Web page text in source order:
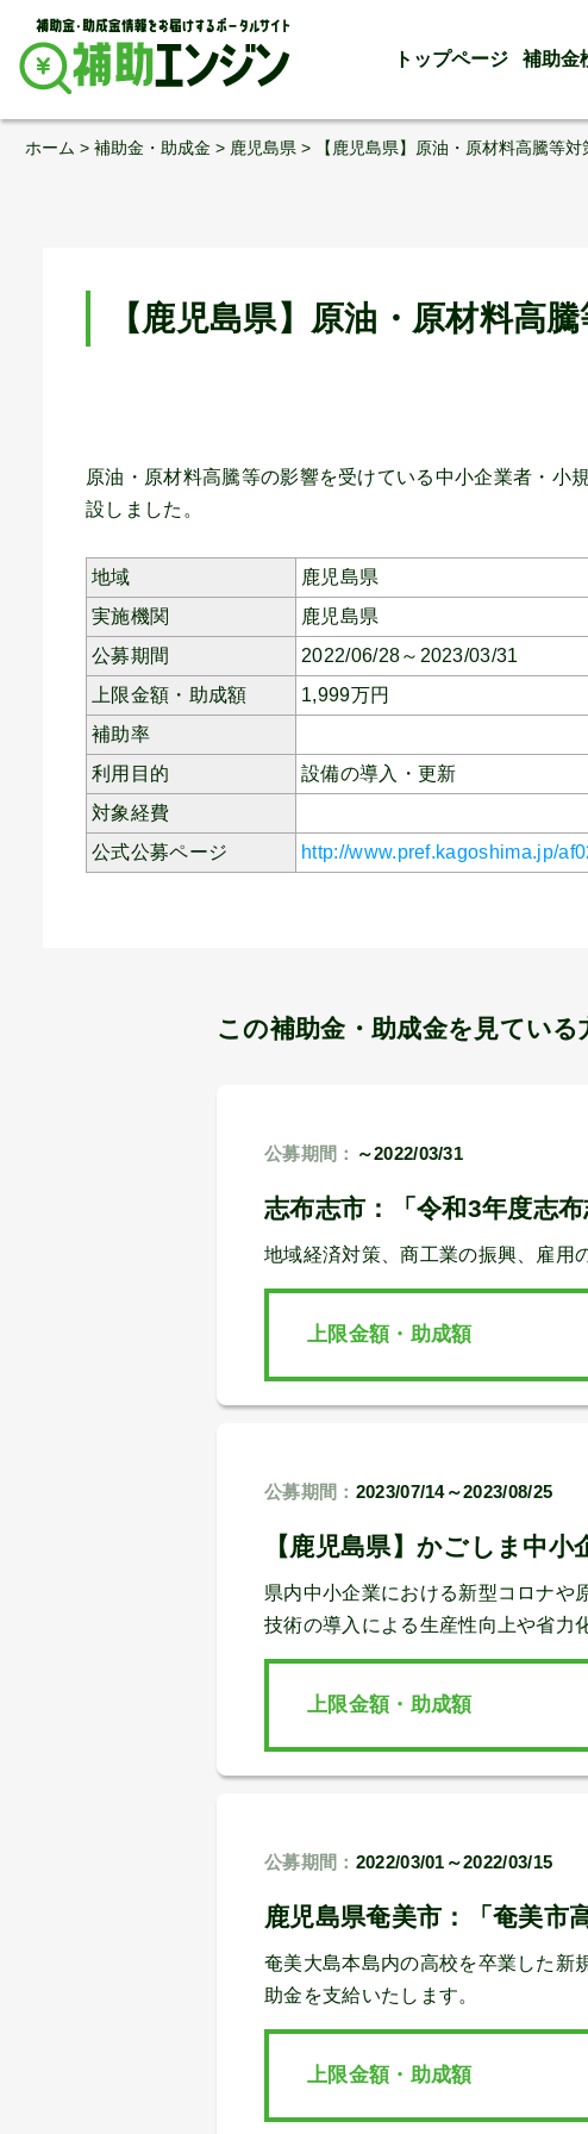
Skip
トップページ 補助金
ホーム > 補助金・助成金 > 鹿児島県 > 【鹿児島県】原油・原材料高騰等
【鹿児島県】原油・原材料高
原油・原材料高騰等の影響を受けている中小企業者・小
設しました。
地域
鹿児島県
実施機関
鹿児島県
公募期間
2022/06/28～2023/03/31
上限金額・助成額
1,999万円
補助率
利用目的
設備の導入・更新
対象経費
公式公募ページ
http://www.pref.kagoshima.jp/
この補助金・助成金を見てい
公募期間： ～2022/03/31
志布志市：「令和3年度志
地域経済対策、商工業の振興、雇用
上限金額・助成額
公募期間： 2023/07/14～2023/08/25
【鹿児島県】かごしま中
県内中小企業における新型コロナや
技術の導入による生産性向上や省力
上限金額・助成額
公募期間： 2022/03/01～2022/03/15
鹿児島県奄美市：「奄美市
奄美大島本島内の高校を卒業した新
助金を支給いたします。
上限金額・助成額